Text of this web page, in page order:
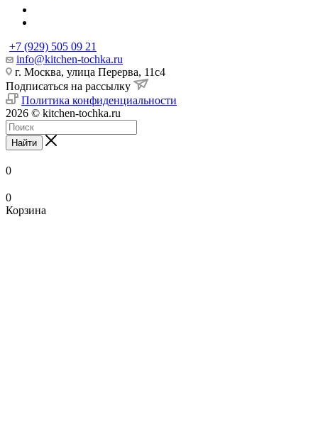
+7 (929) 505 09 21
info@kitchen-tochka.ru
г. Москва, улица Перерва, 11с4
Подписаться на рассылку
Политика конфиденциальности
2026 © kitchen-tochka.ru
Найти
0
0
Корзина